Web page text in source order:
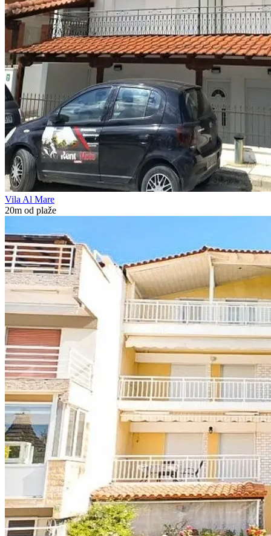
Vila Al Mare
20m od plaže